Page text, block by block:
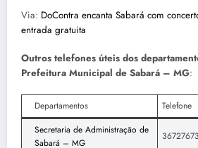
Via: DoContra encanta Sabará com
entrada gratuita
Outros telefones úteis dos
Prefeitura Municipal de Sabará – MG:
Departamentos
Telefone
Secretaria de Administração de
Sabará – MG
36727673